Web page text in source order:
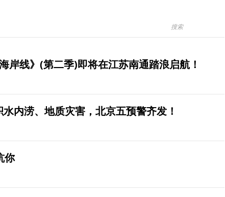
岸线》(第二季)即将在江苏南通踏浪启航！
内涝、地质灾害，北京五预警齐发！
你